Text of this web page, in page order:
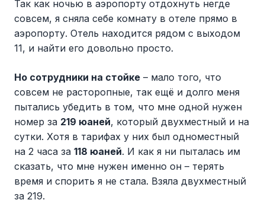
Так как ночью в аэропорту отдохнуть негде
совсем, я сняла себе комнату в отеле прямо в
аэропорту. Отель находится рядом с выходом
11, и найти его довольно просто.
Но сотрудники на стойке – мало того, что
совсем не расторопные, так ещё и долго меня
пытались убедить в том, что мне одной нужен
номер за 219 юаней, который двухместный и на
сутки. Хотя в тарифах у них был одноместный
на 2 часа за 118 юаней. И как я ни пыталась им
сказать, что мне нужен именно он – терять
время и спорить я не стала. Взяла двухместный
за 219.